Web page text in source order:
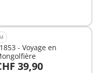
M
- Voyage en
39,90
Au panier